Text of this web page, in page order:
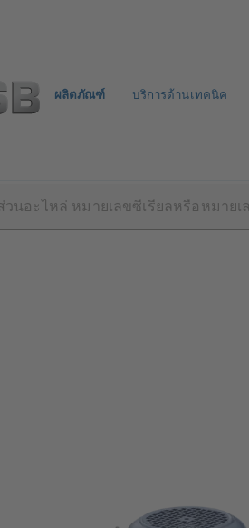
ผลิตภัณฑ์ บริการด้านเทคนิค